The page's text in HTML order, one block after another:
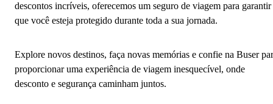
descontos incríveis, oferecemos um seguro de viagem para garantir
que você esteja protegido durante toda a sua jornada.
Explore novos destinos, faça novas memórias e confie na Buser
proporcionar uma experiência de viagem inesquecível, onde
desconto e segurança caminham juntos.